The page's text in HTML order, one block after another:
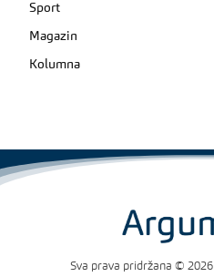
Sport
Magazin
Kolumna
Sva prava pridržana © 2026